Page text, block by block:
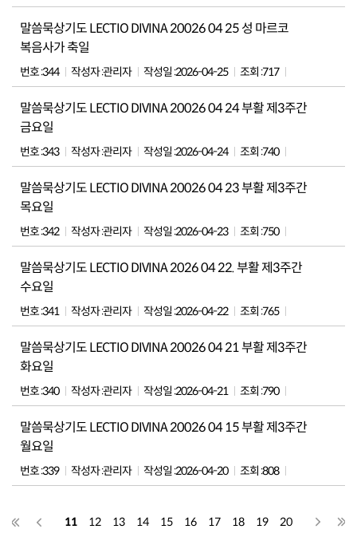
말씀묵상기도 LECTIO DIVINA 20026 04 25 성 마르코
복음사가 축일
번호 :344 작성자 :관리자 작성일 :2026-04-25 조회 :717
말씀묵상기도 LECTIO DIVINA 20026 04 24 부활 제3주간
금요일
번호 :343 작성자 :관리자 작성일 :2026-04-24 조회 :740
말씀묵상기도 LECTIO DIVINA 20026 04 23 부활 제3주간
목요일
번호 :342 작성자 :관리자 작성일 :2026-04-23 조회 :750
말씀묵상기도 LECTIO DIVINA 2026 04 22. 부활 제3주간
수요일
번호 :341 작성자 :관리자 작성일 :2026-04-22 조회 :765
말씀묵상기도 LECTIO DIVINA 20026 04 21 부활 제3주간
화요일
번호 :340 작성자 :관리자 작성일 :2026-04-21 조회 :790
말씀묵상기도 LECTIO DIVINA 20026 04 15 부활 제3주간
월요일
번호 :339 작성자 :관리자 작성일 :2026-04-20 조회 :808
11 12 13 14 15 16 17 18 19 20